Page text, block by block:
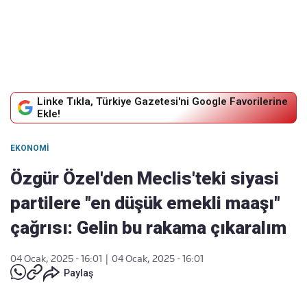
Linke Tıkla, Türkiye Gazetesi'ni Google Favorilerine
Ekle!
EKONOMI
Özgür Özel'den Meclis'teki siyasi
partilere "en düşük emekli maaşı"
çağrısı: Gelin bu rakama çıkaralım
04 Ocak, 2025 - 16:01
04 Ocak, 2025 - 16:01
Paylaş